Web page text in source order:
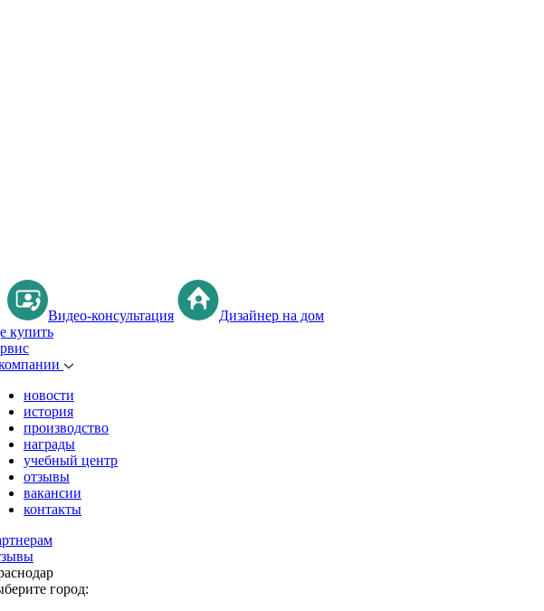
Видео-консультация
Дизайнер на дом
купить
новости
история
производство
награды
учебный центр
отзывы
вакансии
контакты
город: